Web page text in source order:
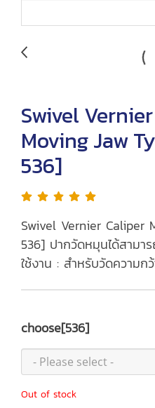
Swivel
Moving Jaw
536]
Swivel Vernier Caliper
536] ปากวัดหมุนได้สามา
ใช้งาน : สำหรับวัดความก
choose[536]
Out of stock